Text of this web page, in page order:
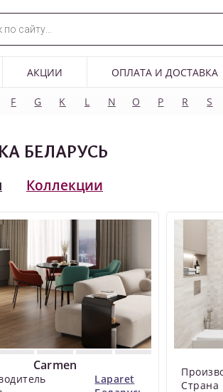
АКЦИИ ОПЛАТА И ДОСТАВКА
F G K L N O P R S
БЕЛАРУСЬ
Коллекции
Carmen
Laparet
Страна